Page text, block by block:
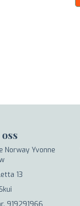
Norway Yvonne
13
919291966